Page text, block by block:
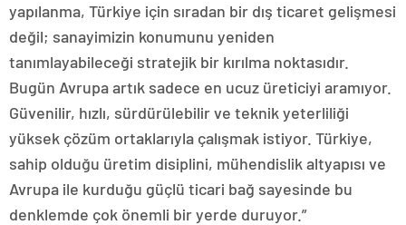
yapılanma, Türkiye için sıradan bir dış ticaret gelişmesi
değil; sanayimizin konumunu yeniden
tanımlayabileceği stratejik bir kırılma noktasıdır.
Bugün Avrupa artık sadece en ucuz üreticiyi aramıyor.
Güvenilir, hızlı, sürdürülebilir ve teknik yeterliliği
yüksek çözüm ortaklarıyla çalışmak istiyor. Türkiye,
sahip olduğu üretim disiplini, mühendislik altyapısı ve
Avrupa ile kurduğu güçlü ticari bağ sayesinde bu
denklemde çok önemli bir yerde duruyor.”